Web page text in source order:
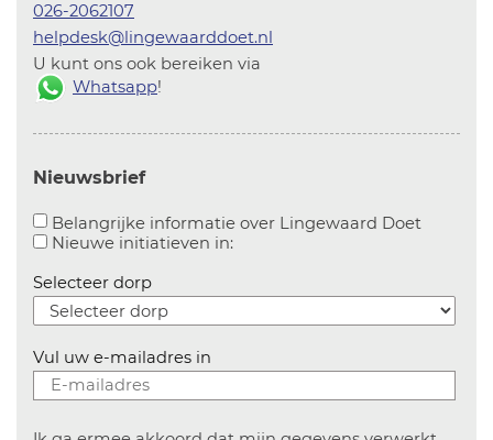
026-2062107
helpdesk@lingewaarddoet.nl
U kunt ons ook bereiken via
Whatsapp!
Nieuwsbrief
Belangrijke informatie over Lingewaard Doet
Nieuwe initiatieven in:Aanvinken om informatie over
Selecteer dorp
Vul uw e-mailadres in